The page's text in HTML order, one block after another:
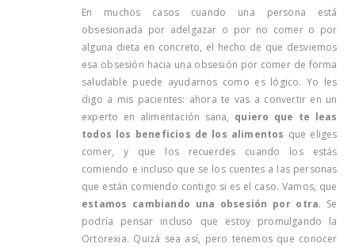
En muchos casos cuando una persona está
obsesionada por adelgazar o por no comer o por
alguna dieta en concreto, el hecho de que desviemos
esa obsesión hacia una obsesión por comer de forma
saludable puede ayudarnos como es lógico. Yo les
digo a mis pacientes: ahora te vas a convertir en un
experto en alimentación sana, quiero que te leas
todos los beneficios de los alimentos que eliges
comer, y que los recuerdes cuando los estás
comiendo e incluso que se los cuentes a las personas
que están comiendo contigo si es el caso. Vamos, que
estamos cambiando una obsesión por otra. Se
podría pensar incluso que estoy promulgando la
Ortorexia. Quizá sea así, pero tenemos que conocer